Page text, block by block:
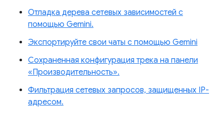
Отладка дерева сетевых зависимостей с
помощью Gemini.
Экспортируйте свои чаты с помощью Gemini
Сохраненная конфигурация трека на панели
«Производительность».
Фильтрация сетевых запросов, защищенных IP-
адресом.